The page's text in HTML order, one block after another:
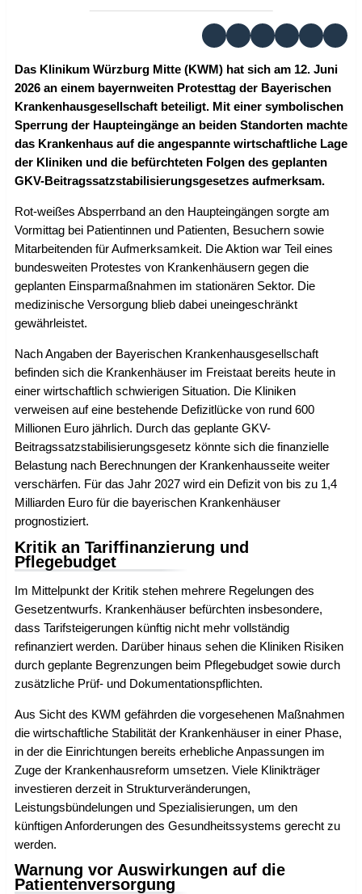
Das Klinikum Würzburg Mitte (KWM) hat sich am 12. Juni
2026 an einem bayernweiten Protesttag der Bayerischen
Krankenhausgesellschaft beteiligt. Mit einer symbolischen
Sperrung der Haupteingänge an beiden Standorten machte
das Krankenhaus auf die angespannte wirtschaftliche Lage
der Kliniken und die befürchteten Folgen des geplanten
GKV-Beitragssatzstabilisierungsgesetzes aufmerksam.
Rot-weißes Absperrband an den Haupteingängen sorgte am
Vormittag bei Patientinnen und Patienten, Besuchern sowie
Mitarbeitenden für Aufmerksamkeit. Die Aktion war Teil eines
bundesweiten Protestes von Krankenhäusern gegen die
geplanten Einsparmaßnahmen im stationären Sektor. Die
medizinische Versorgung blieb dabei uneingeschränkt
gewährleistet.
Nach Angaben der Bayerischen Krankenhausgesellschaft
befinden sich die Krankenhäuser im Freistaat bereits heute in
einer wirtschaftlich schwierigen Situation. Die Kliniken
verweisen auf eine bestehende Defizitlücke von rund 600
Millionen Euro jährlich. Durch das geplante GKV-
Beitragssatzstabilisierungsgesetz könnte sich die finanzielle
Belastung nach Berechnungen der Krankenhausseite weiter
verschärfen. Für das Jahr 2027 wird ein Defizit von bis zu 1,4
Milliarden Euro für die bayerischen Krankenhäuser
prognostiziert.
Kritik an Tariffinanzierung und
Pflegebudget
Im Mittelpunkt der Kritik stehen mehrere Regelungen des
Gesetzentwurfs. Krankenhäuser befürchten insbesondere,
dass Tarifsteigerungen künftig nicht mehr vollständig
refinanziert werden. Darüber hinaus sehen die Kliniken Risiken
durch geplante Begrenzungen beim Pflegebudget sowie durch
zusätzliche Prüf- und Dokumentationspflichten.
Aus Sicht des KWM gefährden die vorgesehenen Maßnahmen
die wirtschaftliche Stabilität der Krankenhäuser in einer Phase,
in der die Einrichtungen bereits erhebliche Anpassungen im
Zuge der Krankenhausreform umsetzen. Viele Klinikträger
investieren derzeit in Strukturveränderungen,
Leistungsbündelungen und Spezialisierungen, um den
künftigen Anforderungen des Gesundheitssystems gerecht zu
werden.
Warnung vor Auswirkungen auf die
Patientenversorgung